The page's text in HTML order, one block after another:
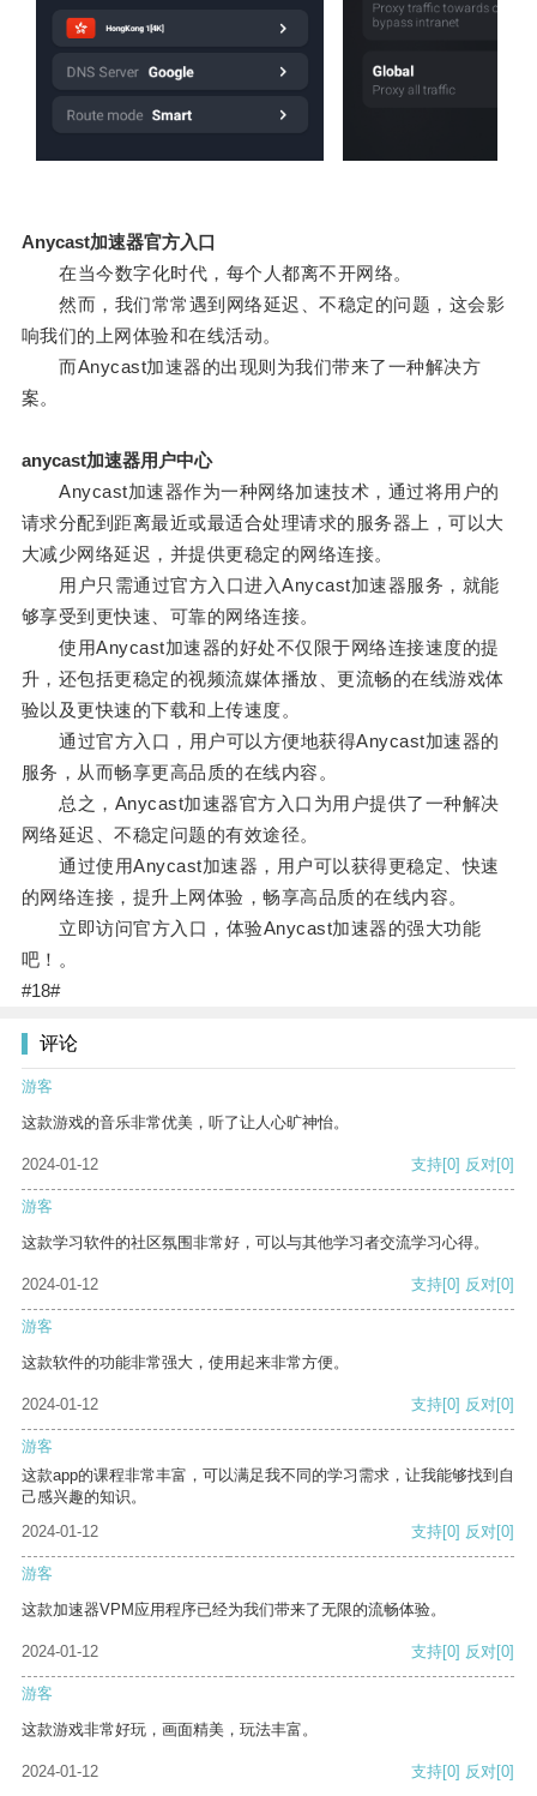
Anycast加速器官方入口
在当今数字化时代，每个人都离不开网络。
然而，我们常常遇到网络延迟、不稳定的问题，这会影
响我们的上网体验和在线活动。
而Anycast加速器的出现则为我们带来了一种解决方
案。
anycast加速器用户中心
Anycast加速器作为一种网络加速技术，通过将用户的
请求分配到距离最近或最适合处理请求的服务器上，可以大
大减少网络延迟，并提供更稳定的网络连接。
用户只需通过官方入口进入Anycast加速器服务，就能
够享受到更快速、可靠的网络连接。
使用Anycast加速器的好处不仅限于网络连接速度的提
升，还包括更稳定的视频流媒体播放、更流畅的在线游戏体
验以及更快速的下载和上传速度。
通过官方入口，用户可以方便地获得Anycast加速器的
服务，从而畅享更高品质的在线内容。
总之，Anycast加速器官方入口为用户提供了一种解决
网络延迟、不稳定问题的有效途径。
通过使用Anycast加速器，用户可以获得更稳定、快速
的网络连接，提升上网体验，畅享高品质的在线内容。
立即访问官方入口，体验Anycast加速器的强大功能
吧！。
#18#
评论
游客
这款游戏的音乐非常优美，听了让人心旷神怡。
2024-01-12 支持[0] 反对[0]
游客
这款学习软件的社区氛围非常好，可以与其他学习者交流学习心得。
2024-01-12 支持[0] 反对[0]
游客
这款软件的功能非常强大，使用起来非常方便。
2024-01-12 支持[0] 反对[0]
游客
这款app的课程非常丰富，可以满足我不同的学习需求，让我能够找到自
己感兴趣的知识。
2024-01-12
支持[0] 反对[0]
游客
这款加速器VPM应用程序已经为我们带来了无限的流畅体验。
2024-01-12 支持[0] 反对[0]
游客
这款游戏非常好玩，画面精美，玩法丰富。
2024-01-12 支持[0] 反对[0]